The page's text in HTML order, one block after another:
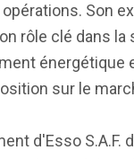
Son
rôle clé dans la
énergétique
sur le
d'Esso S.A.F.